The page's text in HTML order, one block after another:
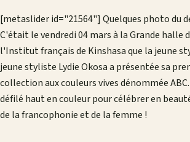
[metaslider id="21564"] Quelques photo du
C'était le vendredi 04 mars à la Grande halle
l'Institut français de Kinshasa que la jeune
jeune styliste Lydie Okosa a présentée sa
collection aux couleurs vives dénommée
défilé haut en couleur pour célébrer en
de la francophonie et de la femme !